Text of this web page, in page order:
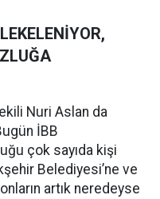
Nuri Aslan da
İBB
çok sayıda kişi
Belediyesi’ne ve
artık neredeyse